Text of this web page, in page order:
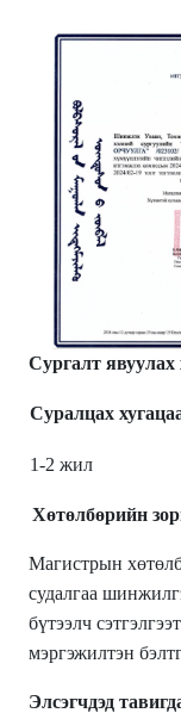
Сургалт явуулах
Суралцах
1-2 жил
Хөтөлбөрийн
Магистрын
судалгаа
бүтээлч
мэргэжилтэн
Элсэгчдэд